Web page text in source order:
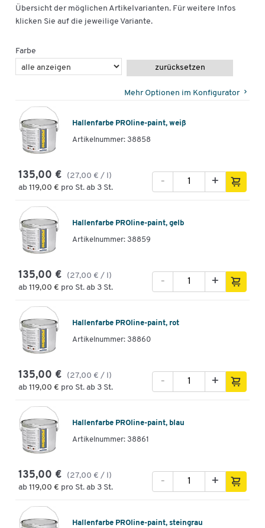
Übersicht der möglichen Artikelvarianten. Für weitere Infos
klicken Sie auf die jeweilige Variante.
Farbe
zurücksetzen
Mehr Optionen im Konfigurator
Hallenfarbe PROline-paint, weiß
Artikelnummer: 38858
135,00 €
(27,00 € / l)
ab 119,00 € pro St. ab 3 St.
+
-
Hallenfarbe PROline-paint, gelb
Artikelnummer: 38859
135,00 €
(27,00 € / l)
ab 119,00 € pro St. ab 3 St.
+
-
Hallenfarbe PROline-paint, rot
Artikelnummer: 38860
135,00 €
(27,00 € / l)
ab 119,00 € pro St. ab 3 St.
+
-
Hallenfarbe PROline-paint, blau
Artikelnummer: 38861
135,00 €
(27,00 € / l)
ab 119,00 € pro St. ab 3 St.
+
-
Hallenfarbe PROline-paint, steingrau